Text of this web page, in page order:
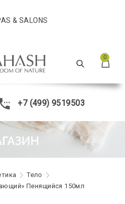
& SALONS
0
+7 (499) 9519503
Тело
Пенящийся 150мл